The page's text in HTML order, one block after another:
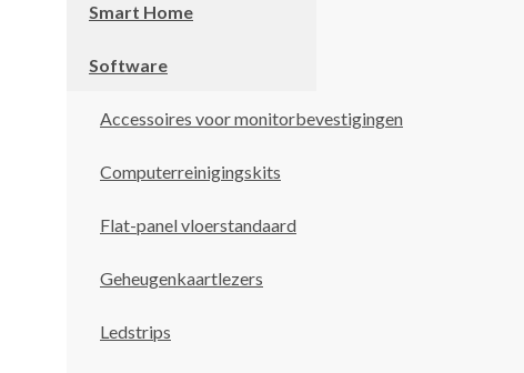
Smart Home
Software
Accessoires voor monitorbevestigingen
Computerreinigingskits
Flat-panel vloerstandaard
Geheugenkaartlezers
Ledstrips